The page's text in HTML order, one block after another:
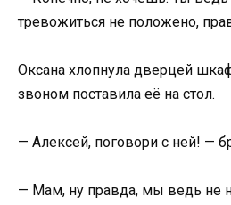
тревожиться не положено,
Оксана хлопнула дверцей
звоном поставила её на стол.
— Алексей, поговори с ней! —
— Мам, ну правда, мы ведь не